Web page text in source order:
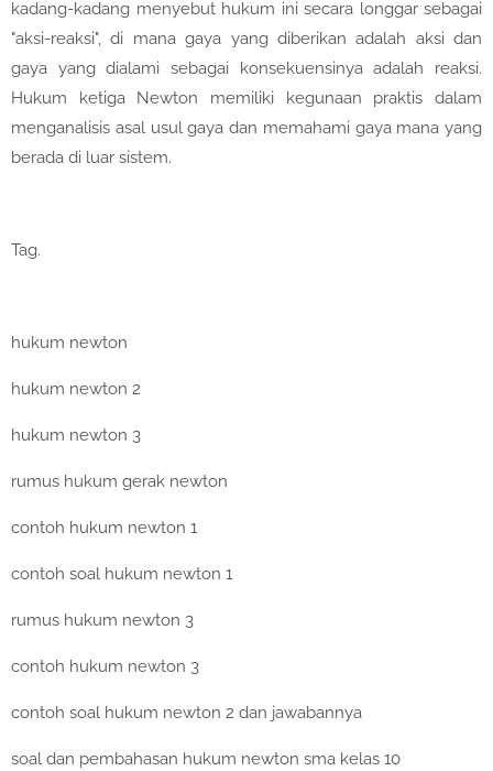
kadang-kadang menyebut hukum ini secara longgar sebagai
"aksi-reaksi", di mana gaya yang diberikan adalah aksi dan
gaya yang dialami sebagai konsekuensinya adalah reaksi.
Hukum ketiga Newton memiliki kegunaan praktis dalam
menganalisis asal usul gaya dan memahami gaya mana yang
berada di luar sistem.
Tag.
hukum newton
hukum newton 2
hukum newton 3
rumus hukum gerak newton
contoh hukum newton 1
contoh soal hukum newton 1
rumus hukum newton 3
contoh hukum newton 3
contoh soal hukum newton 2 dan jawabannya
soal dan pembahasan hukum newton sma kelas 10